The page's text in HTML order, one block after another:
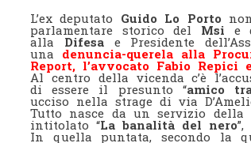
L’ex deputato Guido Lo Porto
parlamentare storico del Msi e
alla Difesae Presidente
una denuncia-querela alla
Report, l’avvocato Fabio Repici
Al centro della vicenda c’è
di essere il presunto “amico
ucciso nella strage di via
Tutto nasce da un servizio della
intitolato “La banalità del nero
In quella puntata, secondo la